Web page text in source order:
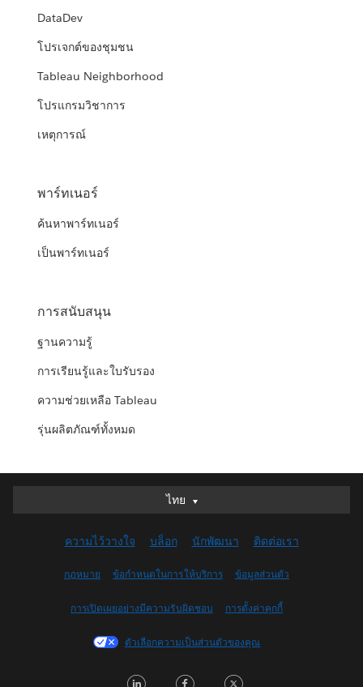
DataDev
โปรเจกต์ของชุมชน
Tableau Neighborhood
โปรแกรมวิชาการ
เหตุการณ์
พาร์ทเนอร์
ค้นหาพาร์ทเนอร์
เป็นพาร์ทเนอร์
การสนับสนุน
ฐานความรู้
การเรียนรู้และใบรับรอง
ความช่วยเหลือ Tableau
รุ่นผลิตภัณฑ์ทั้งหมด
ไทย
ไทย
English (UK)
English (US)
Français (Canada)
Français (France)
日本語
ความไว้วางใจ บล็อก นักพัฒนา ติดต่อเรา
กฎหมาย ข้อกำหนดในการให้บริการ ข้อมูลส่วนตัว
การเปิดเผยอย่างมีความรับผิดชอบ การตั้งค่าคุกกี้
ตัวเลือกความเป็นส่วนตัวของคุณ
LinkedInFacebook